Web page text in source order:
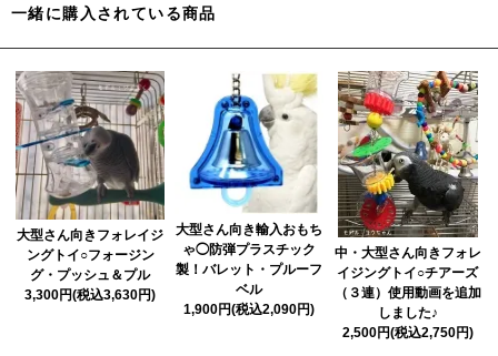
一緒に購入されている商品
大型さん向きフォレイジ
ングトイ○フォージン
グ・プッシュ＆プル
3,300円(税込3,630円)
大型さん向き輸入おもち
ゃ◯防弾プラスチック
製！バレット・プルーフ
ベル
1,900円(税込2,090円)
中・大型さん向きフォレ
イジングトイ○チアーズ
（３連）使用動画を追加
しました♪
2,500円(税込2,750円)